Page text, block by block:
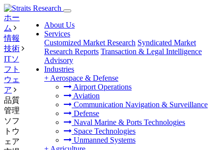
About Us
Services
Customized Market Research Syndicated Market
Research Reports Transaction & Legal Intelligence
Advisory
Industries
+ Aerospace & Defense
Airport Operations
Aviation
Communication Navigation & Surveillance
Defense
Naval Marine & Ports Technologies
Space Technologies
Unmanned Systems
ホー
ム
情報
技術
ITソ
フト
ウェ
ア
品質
管理
ソフ
トウ
ェア